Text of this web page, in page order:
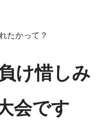
たかって？
け惜しみ
会です